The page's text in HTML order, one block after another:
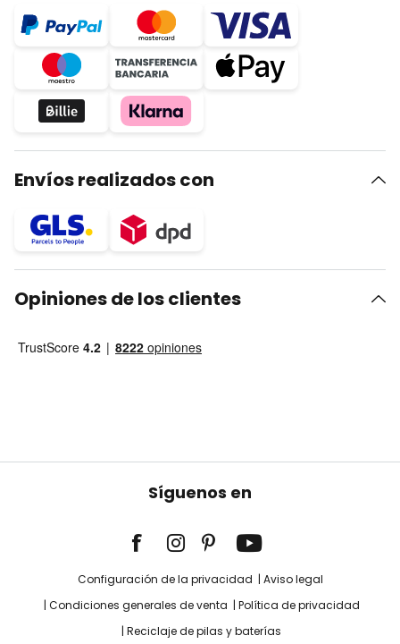
Envíos realizados con
Opiniones de los clientes
Síguenos en
Configuración de la privacidad
Aviso legal
Condiciones generales de venta
Política de privacidad
Reciclaje de pilas y baterías